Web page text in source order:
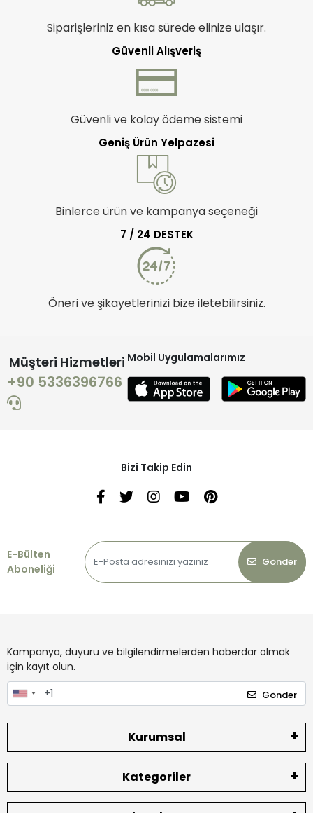
Siparişleriniz en kısa sürede elinize ulaşır.
Güvenli Alışveriş
Güvenli ve kolay ödeme sistemi
Geniş Ürün Yelpazesi
Binlerce ürün ve kampanya seçeneği
7 / 24 DESTEK
Öneri ve şikayetlerinizi bize iletebilirsiniz.
Müşteri Hizmetleri
+90 5336396766
Mobil Uygulamalarımız
Bizi Takip Edin
E-Bülten
Aboneliği
Gönder
Kampanya, duyuru ve bilgilendirmelerden haberdar olmak
için kayıt olun.
Gönder
Kurumsal
Kategoriler